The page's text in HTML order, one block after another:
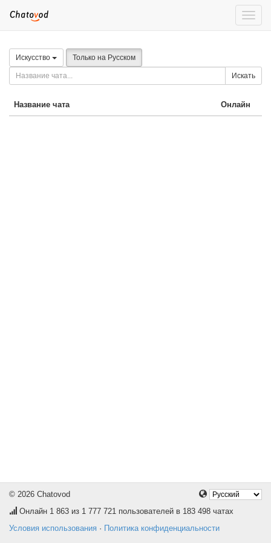
Toggle
Искусство Только на Русском
Искать
Название чата Онлайн
© 2026 Chatovod
Онлайн 1 863 из 1 777 721 пользователей в 183 498 чатах
Условия использования · Политика конфиденциальности